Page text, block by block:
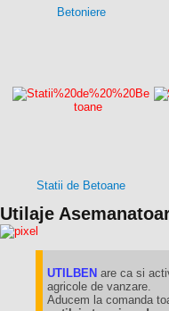
Betoniere
Statii de Betoane
Utilaje
UTILBEN are ca si
agricole de vanzare.
Aducem la comanda